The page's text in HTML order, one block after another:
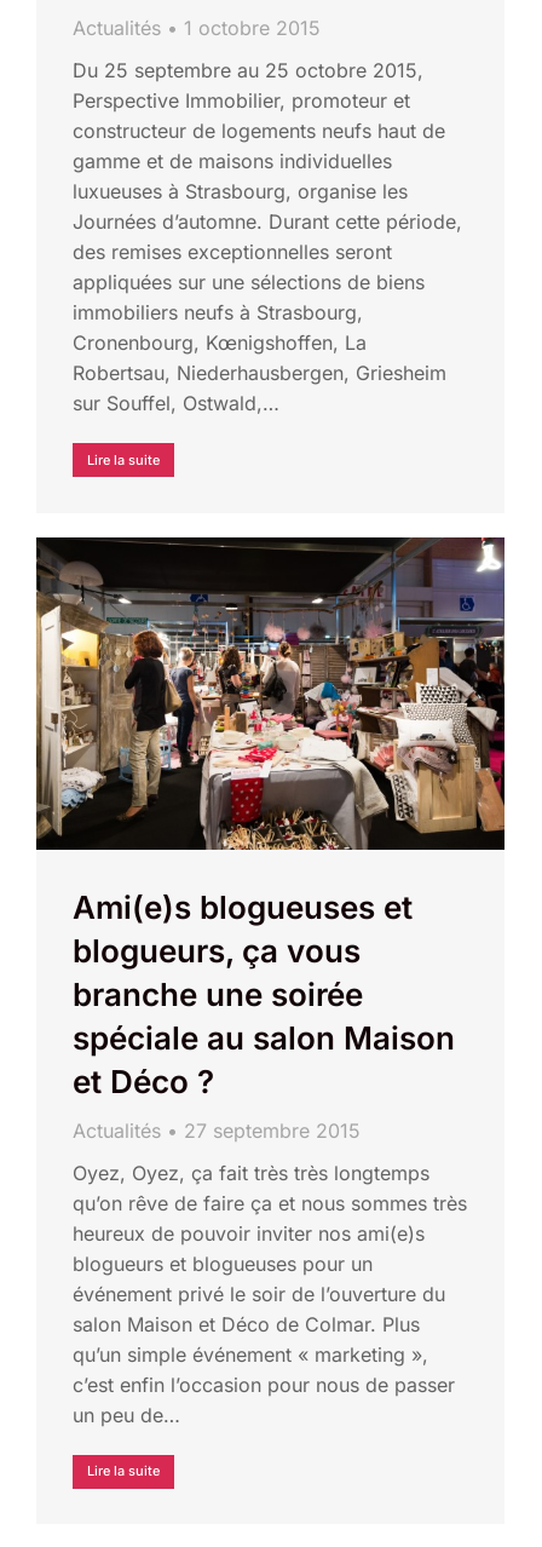
Actualités
1 octobre 2015
Du 25 septembre au 25 octobre 2015,
Perspective Immobilier, promoteur et
constructeur de logements neufs haut de
gamme et de maisons individuelles
luxueuses à Strasbourg, organise les
Journées d’automne. Durant cette période,
des remises exceptionnelles seront
appliquées sur une sélections de biens
immobiliers neufs à Strasbourg,
Cronenbourg, Kœnigshoffen, La
Robertsau, Niederhausbergen, Griesheim
sur Souffel, Ostwald,…
Lire la suite
Ami(e)s blogueuses et
blogueurs, ça vous
branche une soirée
spéciale au salon Maison
et Déco ?
Actualités
27 septembre 2015
Oyez, Oyez, ça fait très très longtemps
qu’on rêve de faire ça et nous sommes très
heureux de pouvoir inviter nos ami(e)s
blogueurs et blogueuses pour un
événement privé le soir de l’ouverture du
salon Maison et Déco de Colmar. Plus
qu’un simple événement « marketing »,
c’est enfin l’occasion pour nous de passer
un peu de…
Lire la suite